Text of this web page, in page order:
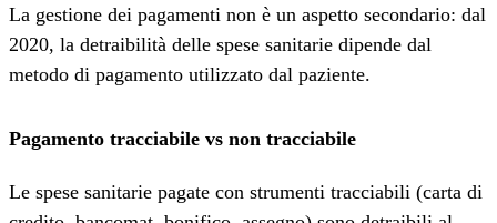
La gestione dei pagamenti non è un aspetto secondario: dal
2020, la detraibilità delle spese sanitarie dipende dal
metodo di pagamento utilizzato dal paziente.
Pagamento tracciabile vs non tracciabile
Le spese sanitarie pagate con strumenti tracciabili (carta di